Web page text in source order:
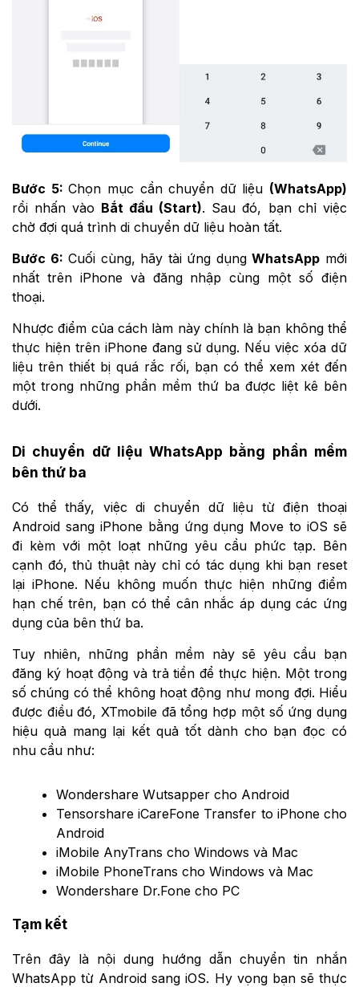
Bước 5:Chọn mục cần chuyển dữ liệu (WhatsApp)
rồi nhấn vào Bắt đầu (Start). Sau đó, bạn chỉ việc
chờ đợi quá trình di chuyển dữ liệu hoàn tất.
Bước 6: Cuối cùng, hãy tài ứng dụngWhatsApp mới
nhất trên iPhone và đăng nhập cùng một số điện
thoại.
Nhược điểm của cách làm này chính là bạn không thể
thực hiện trên iPhone đang sử dụng. Nếu việc xóa dữ
liệu trên thiết bị quá rắc rối, bạn có thể xem xét đến
một trong những phần mềm thứ ba được liệt kê bên
dưới.
Di chuyển dữ liệu WhatsApp bằng phần mềm
bên thứ ba
Có thể thấy, việc di chuyển dữ liệu từ điện thoại
Android sang iPhone bằng ứng dụng Move to iOS sẽ
đi kèm với một loạt những yêu cầu phức tạp. Bên
cạnh đó, thủ thuật này chỉ có tác dụng khi bạn reset
lại iPhone. Nếu không muốn thực hiện những điểm
hạn chế trên, bạn có thể cân nhắc áp dụng các ứng
dụng của bên thứ ba.
Tuy nhiên, những phần mềm này sẽ yêu cầu bạn
đăng ký hoạt động và trả tiền để thực hiện. Một trong
số chúng có thể không hoạt động như mong đợi. Hiểu
được điều đó, XTmobile đã tổng hợp một số ứng dụng
hiệu quả mang lại kết quả tốt dành cho bạn đọc có
nhu cầu như:
Wondershare Wutsapper cho Android
Tensorshare iCareFone Transfer to iPhone cho
Android
iMobile AnyTrans cho Windows và Mac
iMobile PhoneTrans cho Windows và Mac
Wondershare Dr.Fone cho PC
Tạm kết
Trên đây là nội dung hướng dẫn chuyển tin nhắn
WhatsApp từ Android sang iOS. Hy vọng bạn sẽ thực